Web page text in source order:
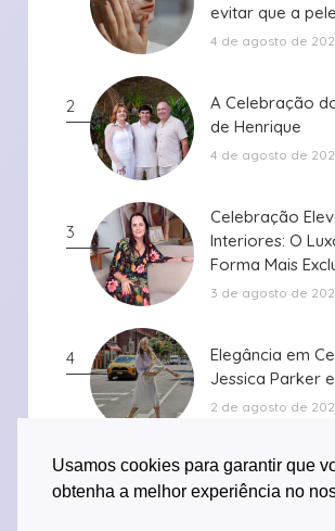
Usamos cookies para garantir que
obtenha a melhor experiência no
evitar que a
durante ...
evitar que a
durante ...
4 de agosto de
2
A Celebração
de Henrique
A Celebração
de Henrique
4 de agosto de
3
Celebração
Interiores: O
Forma Mais
Celebração
Interiores: O
Forma Mais
3 de agosto de
4
Elegância em
Jessica Parker
Elegância em
Jessica Parker
2 de agosto de